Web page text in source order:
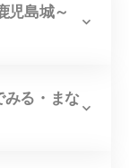
児島城～
みる・まな